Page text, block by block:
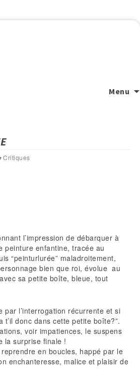
Menu
Critiques
l’impression de débarquer à
peinture enfantine, tracée au
“peinturlurée” maladroitement,
bien que roi, évolue au
sa petite boîte, bleue, tout
par l’interrogation récurrente et si
t’il donc dans cette petite boîte?”.
voir impatiences, le suspens
la surprise finale !
en boucles, happé par le
enchanteresse, malice et plaisir de